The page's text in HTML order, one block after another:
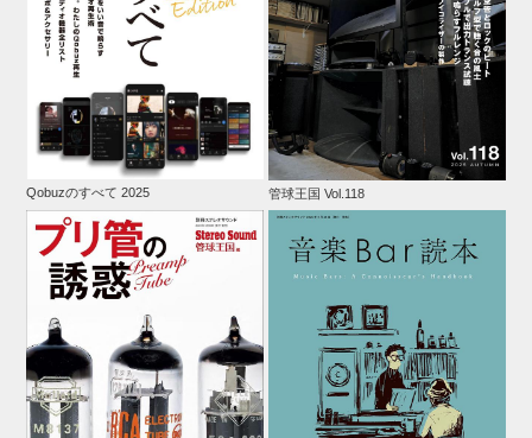
Qobuzのすべて 2025 管球王国 Vol.118